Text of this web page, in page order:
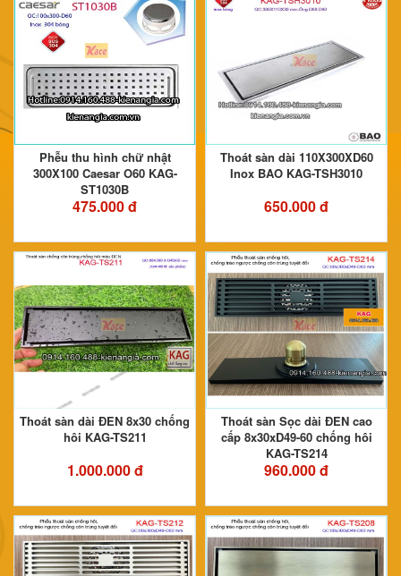
Phễu thu hình chữ nhật
300X100 Caesar O60 KAG-
ST1030B
475.000 đ
Thoát sàn dài 110X300XD60
Inox BAO KAG-TSH3010
650.000 đ
Thoát sàn dài ĐEN 8x30 chống
hôi KAG-TS211
1.000.000 đ
Thoát sàn Sọc dài ĐEN cao
cấp 8x30xD49-60 chống hôi
KAG-TS214
960.000 đ